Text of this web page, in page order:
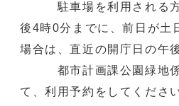
駐車場を利用される方
後4時0分までに、前日が土
場合は、直近の開庁日の午
都市計画課公園緑地係
て、利用予約をしてください